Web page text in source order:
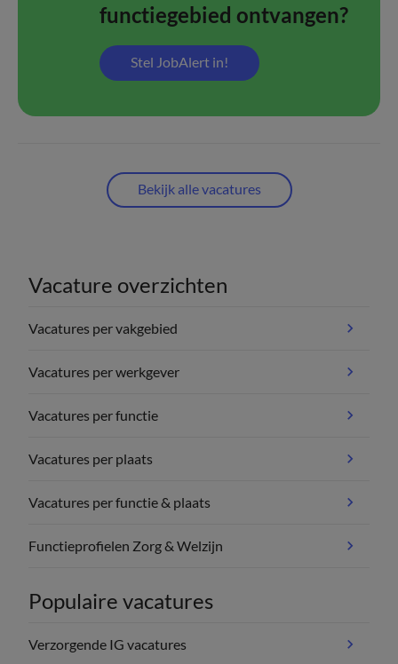
functiegebied ontvangen?
Stel JobAlert in!
Bekijk alle vacatures
Vacature overzichten
Vacatures per vakgebied
Vacatures per werkgever
Vacatures per functie
Vacatures per plaats
Vacatures per functie & plaats
Functieprofielen Zorg & Welzijn
Populaire vacatures
Verzorgende IG vacatures